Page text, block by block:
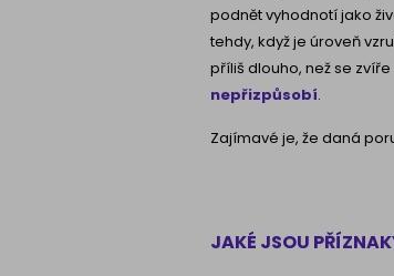
podnět vyhodnotí jako
tehdy, když je úroveň
příliš dlouho, než se
nepřizpůsobí.
Zajímavé je, že daná
JAKÉ JSOU